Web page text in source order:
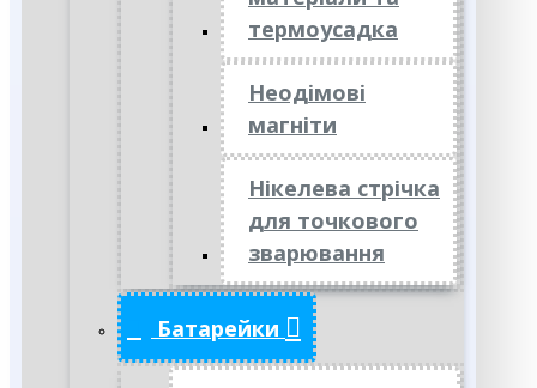
термоусадка
Неодімові
магніти
Нікелева стрічка
для точкового
зварювання
Батарейки